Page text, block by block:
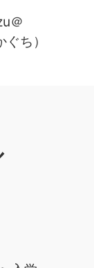
＠
ち）